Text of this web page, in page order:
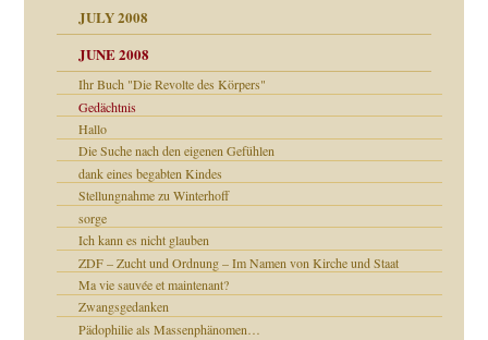
JULY 2008
Juni 2008
JUNE 2008
Ihr Buch "Die Revolte des Körpers"
Gedächtnis
Hallo
Die Suche nach den eigenen Gefühlen
dank eines begabten Kindes
Stellungnahme zu Winterhoff
sorge
Ich kann es nicht glauben
ZDF – Zucht und Ordnung – Im Namen von Kirche und Staat
Ma vie sauvée et maintenant?
Zwangsgedanken
Pädophilie als Massenphänomen…